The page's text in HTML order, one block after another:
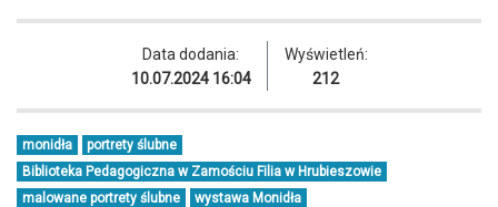
Data dodania:
10.07.2024 16:04
Wyświetleń:
212
monidła
portrety ślubne
Biblioteka Pedagogiczna w Zamościu Filia w Hrubieszowie
malowane portrety ślubne
wystawa Monidła